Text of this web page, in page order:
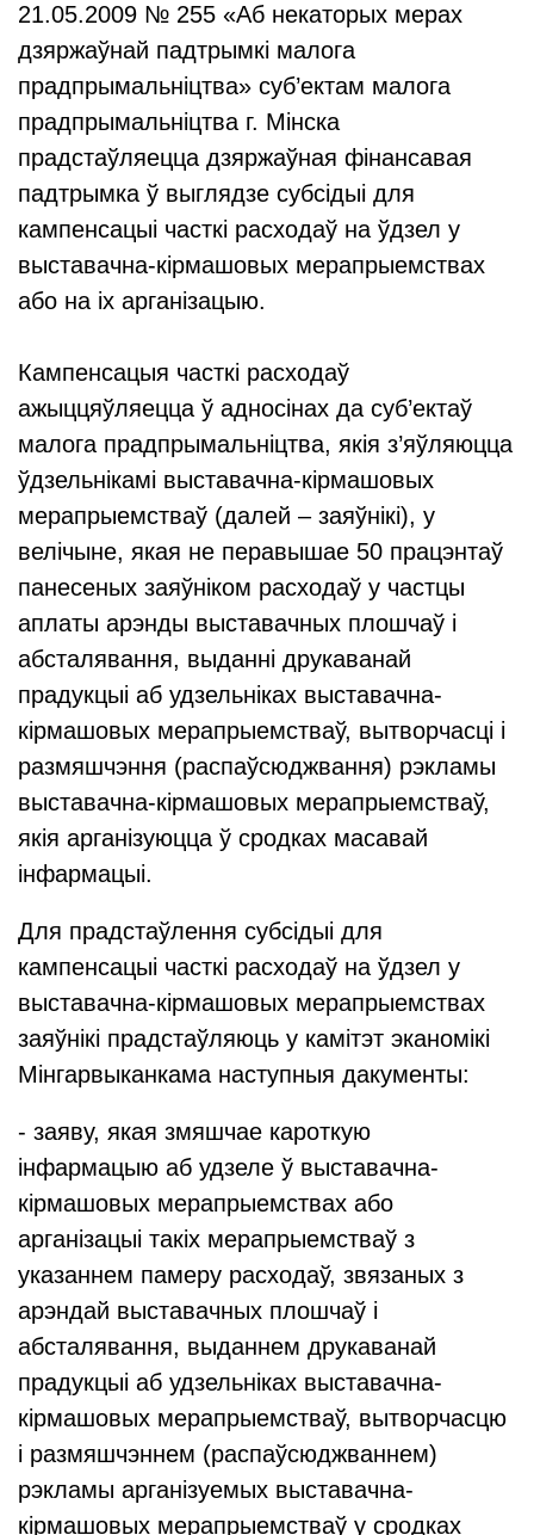
21.05.2009 № 255 «Аб некаторых мерах
дзяржаўнай падтрымкі малога
прадпрымальніцтва» суб’ектам малога
прадпрымальніцтва г. Мінска
прадстаўляецца дзяржаўная фінансавая
падтрымка ў выглядзе субсідыі для
кампенсацыі часткі расходаў на ўдзел у
выставачна-кірмашовых мерапрыемствах
або на іх арганізацыю.
Кампенсацыя часткі расходаў
ажыццяўляецца ў адносінах да суб’ектаў
малога прадпрымальніцтва, якія з’яўляюцца
ўдзельнікамі выставачна-кірмашовых
мерапрыемстваў (далей – заяўнікі), у
велічыне, якая не перавышае 50 працэнтаў
панесеных заяўніком расходаў у частцы
аплаты арэнды выставачных плошчаў і
абсталявання, выданні друкаванай
прадукцыі аб удзельніках выставачна-
кірмашовых мерапрыемстваў, вытворчасці і
размяшчэння (распаўсюджвання) рэкламы
выставачна-кірмашовых мерапрыемстваў,
якія арганізуюцца ў сродках масавай
інфармацыі.
Для прадстаўлення субсідыі для
кампенсацыі часткі расходаў на ўдзел у
выставачна-кірмашовых мерапрыемствах
заяўнікі прадстаўляюць у камітэт эканомікі
Мінгарвыканкама наступныя дакументы:
- заяву, якая змяшчае кароткую
інфармацыю аб удзеле ў выставачна-
кірмашовых мерапрыемствах або
арганізацыі такіх мерапрыемстваў з
указаннем памеру расходаў, звязаных з
арэндай выставачных плошчаў і
абсталявання, выданнем друкаванай
прадукцыі аб удзельніках выставачна-
кірмашовых мерапрыемстваў, вытворчасцю
і размяшчэннем (распаўсюджваннем)
рэкламы арганізуемых выставачна-
кірмашовых мерапрыемстваў у сродках